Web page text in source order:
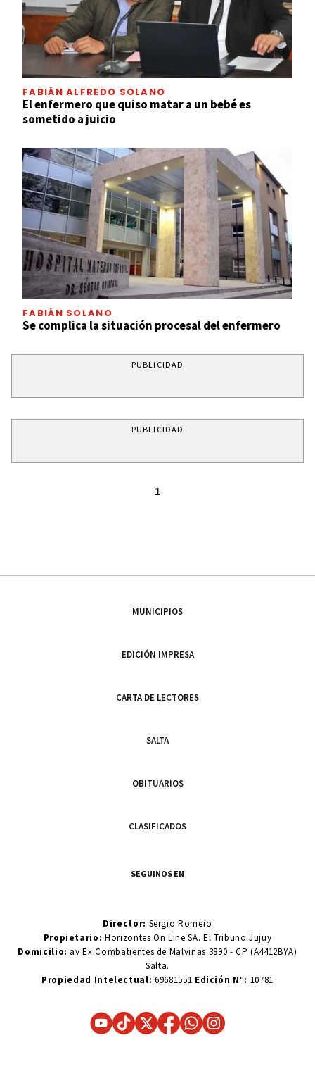
FABIÁN ALFREDO SOLANO
El enfermero que quiso matar a un bebé es
sometido a juicio
FABIÁN SOLANO
Se complica la situación procesal del enfermero
PUBLICIDAD
PUBLICIDAD
1
MUNICIPIOS
EDICIÓN IMPRESA
CARTA DE LECTORES
SALTA
OBITUARIOS
CLASIFICADOS
SEGUINOS EN
Director: Sergio Romero
Propietario:Horizontes On Line SA. El Tribuno Jujuy
Domicilio: av Ex Combatientes de Malvinas 3890 - CP (A4412BYA)
Salta.
Propiedad Intelectual: 69681551 Edición N°: 10781